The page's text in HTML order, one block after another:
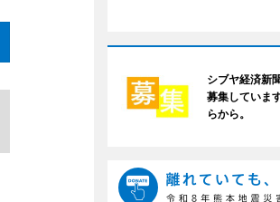
シブヤ経済新
募集していま
らから。